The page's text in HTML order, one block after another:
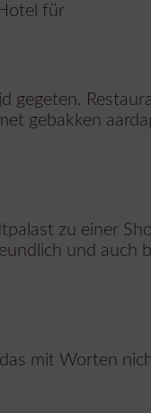
für
gegeten.
gebakken
zu einer
und auch
mit Worten